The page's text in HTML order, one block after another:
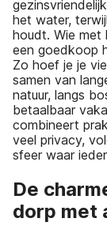
het water,
houdt. Wie met
een goedkoop
Zo hoef je je
samen van
natuur, langs
betaalbaar
combineert
veel privacy,
sfeer waar
De
dorp met